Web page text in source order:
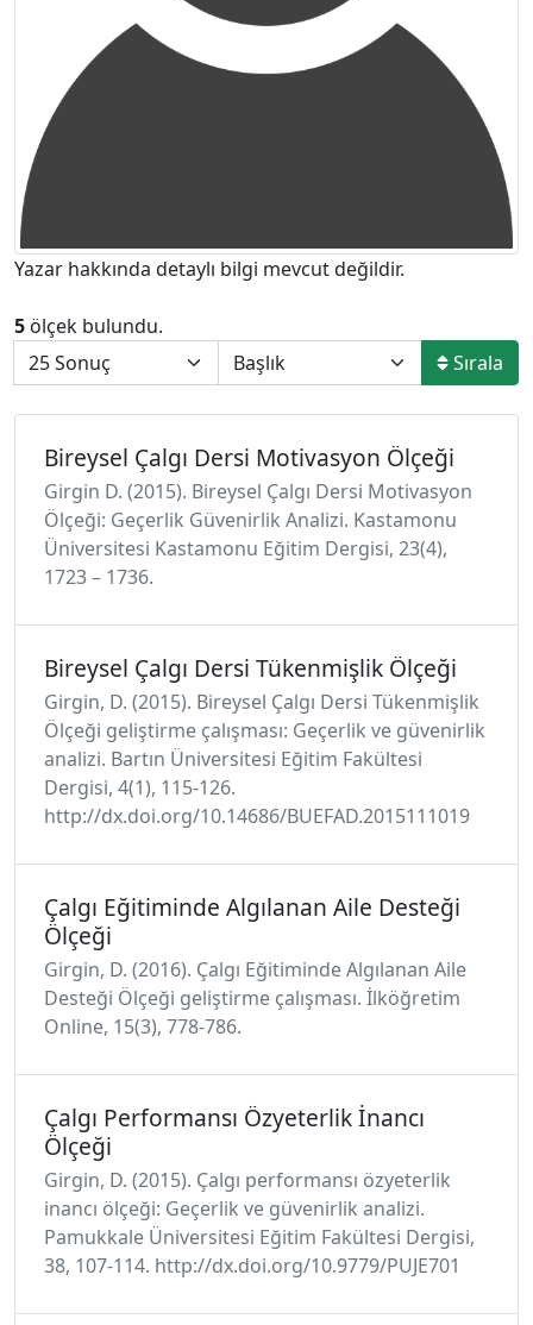
Yazar hakkında detaylı bilgi mevcut değildir.
5 ölçek bulundu.
Sırala
Bireysel Çalgı Dersi Motivasyon Ölçeği
Girgin D. (2015). Bireysel Çalgı Dersi Motivasyon
Ölçeği: Geçerlik Güvenirlik Analizi. Kastamonu
Üniversitesi Kastamonu Eğitim Dergisi, 23(4),
1723 – 1736.
Bireysel Çalgı Dersi Tükenmişlik Ölçeği
Girgin, D. (2015). Bireysel Çalgı Dersi Tükenmişlik
Ölçeği geliştirme çalışması: Geçerlik ve güvenirlik
analizi. Bartın Üniversitesi Eğitim Fakültesi
Dergisi, 4(1), 115-126.
http://dx.doi.org/10.14686/BUEFAD.2015111019
Çalgı Eğitiminde Algılanan Aile Desteği
Ölçeği
Girgin, D. (2016). Çalgı Eğitiminde Algılanan Aile
Desteği Ölçeği geliştirme çalışması. İlköğretim
Online, 15(3), 778-786.
Çalgı Performansı Özyeterlik İnancı
Ölçeği
Girgin, D. (2015). Çalgı performansı özyeterlik
inancı ölçeği: Geçerlik ve güvenirlik analizi.
Pamukkale Üniversitesi Eğitim Fakültesi Dergisi,
38, 107-114. http://dx.doi.org/10.9779/PUJE701